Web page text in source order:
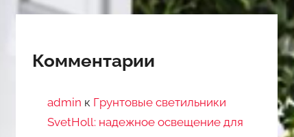
Комментарии
admin к Грунтовые светильники
SvetHoll: надежное освещение для